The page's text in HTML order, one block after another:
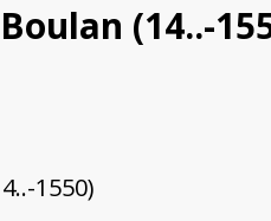
(14..-
1550)